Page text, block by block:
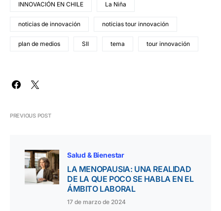
INNOVACIÓN EN CHILE La Niña
noticias de innovación noticias tour innovación
plan de medios SII tema tour innovación
PREVIOUS POST
Salud & Bienestar
LA MENOPAUSIA: UNA REALIDAD
DE LA QUE POCO SE HABLA EN EL
ÁMBITO LABORAL
17 de marzo de 2024